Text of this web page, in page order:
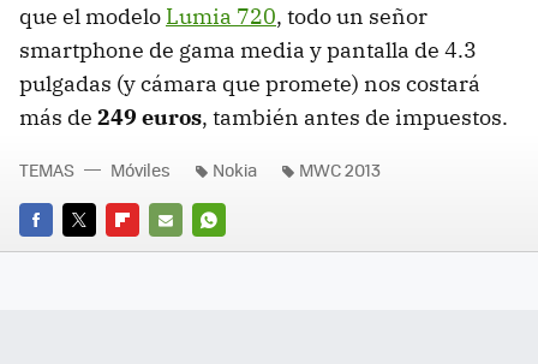
que el modelo Lumia 720, todo un señor
smartphone de gama media y pantalla de 4.3
pulgadas (y cámara que promete) nos costará
más de 249 euros, también antes de impuestos.
FACEBOOK
TWITTERFLIPBOARD
E-
WHATSAPP
TEMAS Móviles Nokia MWC 2013